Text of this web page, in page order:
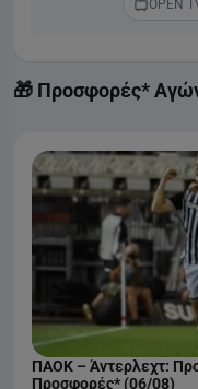
OPEN
🎁 Προσφορές*
ΠΑΟΚ – Άντερλεχτ:
Προσφορές* (06/08)